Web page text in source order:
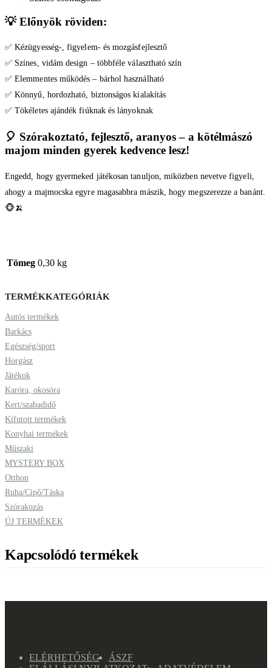
💡Előnyök röviden:
✅ Kézügyesség-, figyelem- és mozgásfejlesztő
✅ Színes, vidám design – többféle választható szín
✅ Elemmentes működés – bárhol használható
✅ Könnyű, hordozható, biztonságos kialakítás
✅ Tökéletes ajándék fiúknak és lányoknak
🎈 Szórakoztató, fejlesztő, aranyos – a kötélmászó
majom minden gyerek kedvence lesz!
Engedd, hogy gyermeked játékosan tanuljon, miközben nevetve figyeli,
ahogy a majmocska egyre magasabbra mászik, hogy megszerezze a banánt.
🐵🍌
Tömeg 0,30 kg
TERMÉKKATEGÓRIÁK
Autós termékek
Barkács
Egészség/sport
Horgász
Játékok
Karóra, okosóra
Kert/szabadidő
Kifutott termékek
Konyhai termékek
Műszaki
MYSTERY BOX
Otthon
Ruha/Cipő/Táska
Szórakozás
ÚJ TERMÉKEK
Kapcsolódó termékek
ELÉRHETŐSÉG
ÁSZF